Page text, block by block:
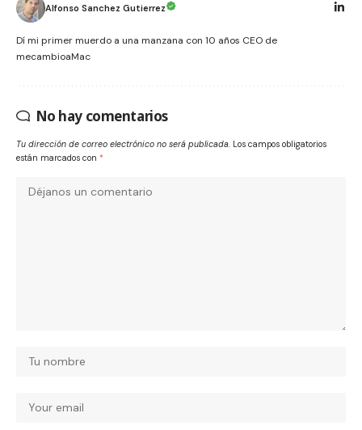
Alfonso Sanchez Gutierrez
Dí mi primer muerdo a una manzana con 10 años CEO de
mecambioaMac
No hay comentarios
Tu dirección de correo electrónico no será publicada. Los campos obligatorios
están marcados con *